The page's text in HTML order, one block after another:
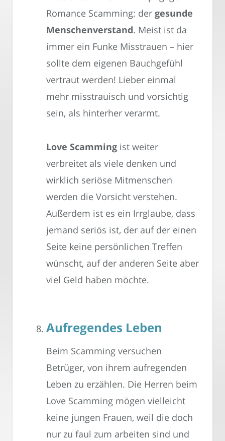
Romance Scamming: der gesunde
Menschenverstand. Meist ist da
immer ein Funke Misstrauen – hier
sollte dem eigenen Bauchgefühl
vertraut werden! Lieber einmal
mehr misstrauisch und vorsichtig
sein, als hinterher verarmt.
Love Scamming ist weiter
verbreitet als viele denken und
wirklich seriöse Mitmenschen
werden die Vorsicht verstehen.
Außerdem ist es ein Irrglaube, dass
jemand seriös ist, der auf der einen
Seite keine persönlichen Treffen
wünscht, auf der anderen Seite aber
viel Geld haben möchte.
Aufregendes Leben
Beim Scamming versuchen
Betrüger, von ihrem aufregenden
Leben zu erzählen. Die Herren beim
Love Scamming mögen vielleicht
keine jungen Frauen, weil die doch
nur zu faul zum arbeiten sind und